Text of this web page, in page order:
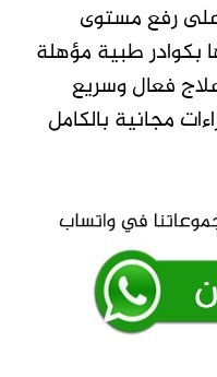
على رفع مستوى
بكوادر طبية مؤهلة
فعال وسريع
مجانية بالكامل